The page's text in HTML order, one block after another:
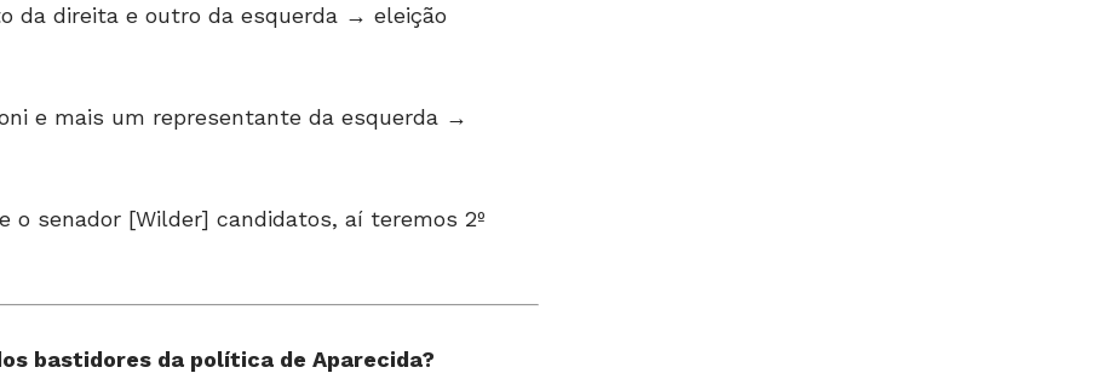
da direita e outro da esquerda → eleição
e mais um representante da esquerda →
o senador [Wilder] candidatos, aí teremos 2º
bastidores da política de Aparecida?